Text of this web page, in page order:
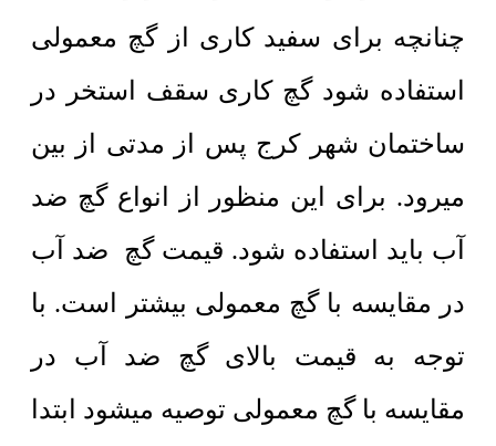
چنانچه برای سفید کاری از گچ معمولی
استفاده شود گچ کاری سقف استخر در
ساختمان شهر کرج پس از مدتی از بین
میرود. برای این منظور از انواع گچ ضد
آب باید استفاده شود. قیمت گچ ضد آب
در مقایسه با گچ معمولی بیشتر است. با
توجه به قیمت بالای گچ ضد آب در
مقایسه با گچ معمولی توصیه میشود ابتدا